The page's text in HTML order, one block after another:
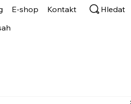
E-shop
Kontakt
Hledat